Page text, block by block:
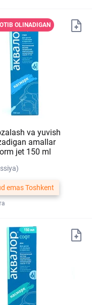
OLINADIGAN
va yuvish
amallar
jet 150 ml
emas Toshkent